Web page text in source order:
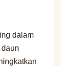
dalam